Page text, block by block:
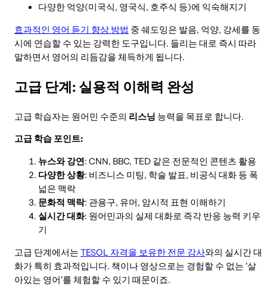
다양한 억양(미국식, 영국식, 호주식 등)에 익숙해지기
효과적인 영어 듣기 향상 방법 중 쉐도잉은 발음, 억양, 강세를 동
시에 연습할 수 있는 강력한 도구입니다. 들리는 대로 즉시 따라
말하면서 영어의 리듬감을 체득하게 됩니다.
고급 단계: 실용적 이해력 완성
고급 학습자는 원어민 수준의 리스닝 능력을 목표로 합니다.
고급 학습 포인트:
뉴스와 강연: CNN, BBC, TED 같은 전문적인 콘텐츠 활용
다양한 상황: 비즈니스 미팅, 학술 발표, 비공식 대화 등 폭
넓은 맥락
문화적 맥락: 관용구, 유머, 암시적 표현 이해하기
실시간 대화: 원어민과의 실제 대화로 즉각 반응 능력 키우
기
고급 단계에서는 TESOL 자격을 보유한 전문 강사와의 실시간 대
화가 특히 효과적입니다. 책이나 영상으로는 경험할 수 없는 '살
아있는 영어'를 체험할 수 있기 때문이죠.